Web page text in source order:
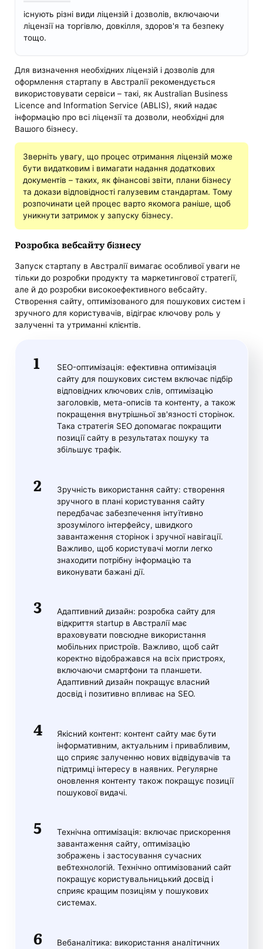
існують різні види ліцензій і дозволів, включаючи
ліцензії на торгівлю, довкілля, здоров'я та безпеку
тощо.
Для визначення необхідних ліцензій і дозволів для
оформлення стартапу в Австралії рекомендується
використовувати сервіси – такі, як Australian Business
Licence and Information Service (ABLIS), який надає
інформацію про всі ліцензії та дозволи, необхідні для
Вашого бізнесу.
Зверніть увагу, що процес отримання ліцензій може
бути видатковим і вимагати надання додаткових
документів – таких, як фінансові звіти, плани бізнесу
та докази відповідності галузевим стандартам. Тому
розпочинати цей процес варто якомога раніше, щоб
уникнути затримок у запуску бізнесу.
Розробка вебсайту бізнесу
Запуск стартапу в Австралії вимагає особливої уваги не
тільки до розробки продукту та маркетингової стратегії,
але й до розробки високоефективного вебсайту.
Створення сайту, оптимізованого для пошукових систем і
зручного для користувачів, відіграє ключову роль у
залученні та утриманні клієнтів.
SEO-оптимізація: ефективна оптимізація
сайту для пошукових систем включає підбір
відповідних ключових слів, оптимізацію
заголовків, мета-описів та контенту, а також
покращення внутрішньої зв'язності сторінок.
Така стратегія SEO допомагає покращити
позиції сайту в результатах пошуку та
збільшує трафік.
Зручність використання сайту: створення
зручного в плані користування сайту
передбачає забезпечення інтуїтивно
зрозумілого інтерфейсу, швидкого
завантаження сторінок і зручної навігації.
Важливо, щоб користувачі могли легко
знаходити потрібну інформацію та
виконувати бажані дії.
Адаптивний дизайн: розробка сайту для
відкриття startup в Австралії має
враховувати повсюдне використання
мобільних пристроїв. Важливо, щоб сайт
коректно відображався на всіх пристроях,
включаючи смартфони та планшети.
Адаптивний дизайн покращує власний
досвід і позитивно впливає на SEO.
Якісний контент: контент сайту має бути
інформативним, актуальним і привабливим,
що сприяє залученню нових відвідувачів та
підтримці інтересу в наявних. Регулярне
оновлення контенту також покращує позиції
пошукової видачі.
Технічна оптимізація: включає прискорення
завантаження сайту, оптимізацію
зображень і застосування сучасних
вебтехнологій. Технічно оптимізований сайт
покращує користувальницький досвід і
сприяє кращим позиціям у пошукових
системах.
Вебаналітика: використання аналітичних